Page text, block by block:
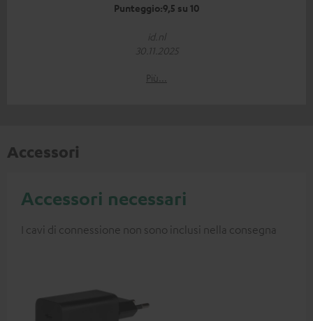
Punteggio:9,5 su 10
id.nl
30.11.2025
Più...
Accessori
Accessori necessari
I cavi di connessione non sono inclusi nella consegna